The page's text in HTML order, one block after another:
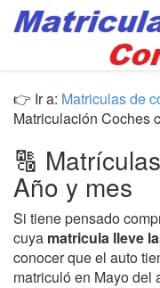
👉 Ir a: Matriculas de
Matriculación Coches
🔠
Año y mes
Si tiene pensado
cuya matricula lleve
conocer que el auto
matriculó en Mayo del